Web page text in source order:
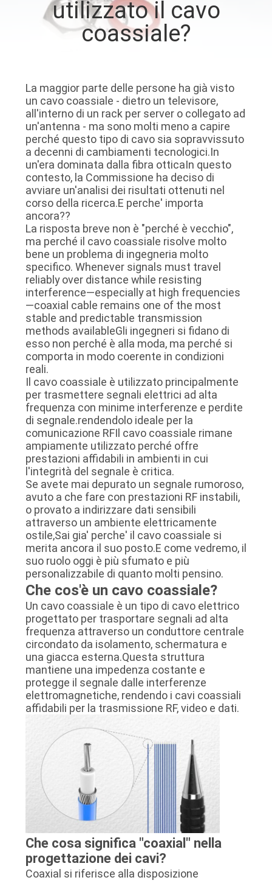
DELLA
FABBRICA
DELLA
QUALITÀ
CONTATTACI
NOTIZIE
CASI
CHIEDI
PREVENTIVO
SITEMAP
POLITICA
SULLA
PRIVACY
utilizzato il cavo
coassiale?
La maggior parte delle persone ha già visto
un cavo coassiale - dietro un televisore,
all'interno di un rack per server o collegato ad
un'antenna - ma sono molti meno a capire
perché questo tipo di cavo sia sopravvissuto
a decenni di cambiamenti tecnologici.In
un'era dominata dalla fibra otticaIn questo
contesto, la Commissione ha deciso di
avviare un'analisi dei risultati ottenuti nel
corso della ricerca.E perche' importa
ancora??
La risposta breve non è "perché è vecchio",
ma perché il cavo coassiale risolve molto
bene un problema di ingegneria molto
specifico. Whenever signals must travel
reliably over distance while resisting
interference—especially at high frequencies
—coaxial cable remains one of the most
stable and predictable transmission
methods availableGli ingegneri si fidano di
esso non perché è alla moda, ma perché si
comporta in modo coerente in condizioni
reali.
Il cavo coassiale è utilizzato principalmente
per trasmettere segnali elettrici ad alta
frequenza con minime interferenze e perdite
di segnale.rendendolo ideale per la
comunicazione RFIl cavo coassiale rimane
ampiamente utilizzato perché offre
prestazioni affidabili in ambienti in cui
l'integrità del segnale è critica.
Se avete mai depurato un segnale rumoroso,
avuto a che fare con prestazioni RF instabili,
o provato a indirizzare dati sensibili
attraverso un ambiente elettricamente
ostile,Sai gia' perche' il cavo coassiale si
merita ancora il suo posto.E come vedremo, il
suo ruolo oggi è più sfumato e più
personalizzabile di quanto molti pensino.
Che cos'è un cavo coassiale?
Un cavo coassiale è un tipo di cavo elettrico
progettato per trasportare segnali ad alta
frequenza attraverso un conduttore centrale
circondato da isolamento, schermatura e
una giacca esterna.Questa struttura
mantiene una impedenza costante e
protegge il segnale dalle interferenze
elettromagnetiche, rendendo i cavi coassiali
affidabili per la trasmissione RF, video e dati.
Che cosa significa "coaxial" nella
progettazione dei cavi?
Coaxial si riferisce alla disposizione